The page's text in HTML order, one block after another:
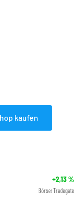
kaufen
+2,13%
Börse: Tradegate